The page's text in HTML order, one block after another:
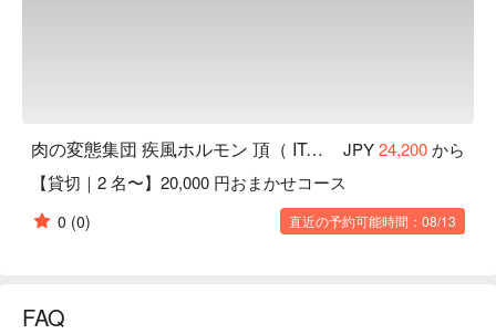
肉の変態集団 疾風ホルモン 頂（ ITADAKI ） JPY24,200から
【貸切｜2 名〜】20,000 円おまかせコース
0 (0) 直近の予約可能時間：08/13
FAQ